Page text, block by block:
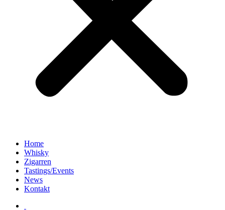
Home
Whisky
Zigarren
Tastings/Events
News
Kontakt